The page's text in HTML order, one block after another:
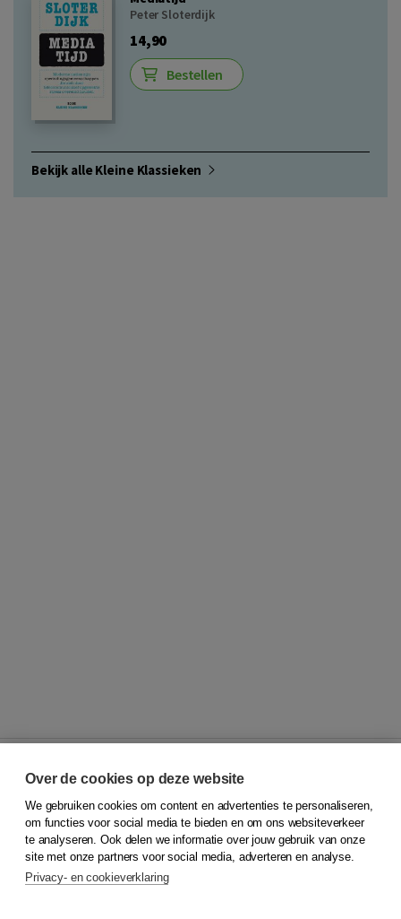
Peter Sloterdijk
14,90
Bestellen
Bekijk alle Kleine Klassieken
© 2026Koninklijke Boom uitgevers
Klantenservice
Service & informatie
Contact
Over de cookies op deze website
We gebruiken cookies om content en advertenties te personaliseren,
om functies voor social media te bieden en om ons websiteverkeer
te analyseren. Ook delen we informatie over jouw gebruik van onze
site met onze partners voor social media, adverteren en analyse.
Privacy- en cookieverklaring